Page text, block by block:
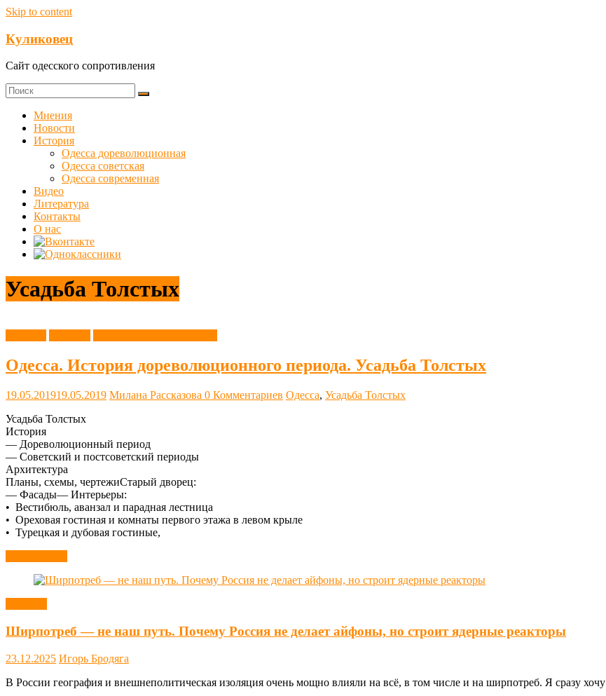
Skip to content
Куликовец
Сайт одесского сопротивления
Мнения
Новости
История
Одесса дореволюционная
Одесса советская
Одесса современная
Видео
Литература
Контакты
О нас
Усадьба Толстых
Одесса. История дореволюционного периода. Усадьба Толстых
19.05.201919.05.2019 Милана Рассказова 0 Комментариев Одесса, Усадьба Толстых
Усадьба Толстых
История
— Дореволюционный период
— Советский и постсоветский периоды
Архитектура
Планы, схемы, чертежиСтарый дворец:
— Фасады— Интерьеры:
• Вестибюль, аванзал и парадная лестница
• Ореховая гостиная и комнаты первого этажа в левом крыле
• Турецкая и дубовая гостиные,
Ширпотреб — не наш путь. Почему Россия не делает айфоны, но строит ядерные реакторы
23.12.2025 Игорь Бродяга
В России география и внешнеполитическая изоляция очень мощно влияли на всё, в том числе и на ширпотреб. Я сразу хочу